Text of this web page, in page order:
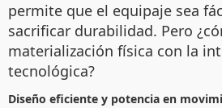
permite que el equipaje sea
sacrificar durabilidad. Pero
materialización física con la
tecnológica?
Diseño eficiente y potencia en